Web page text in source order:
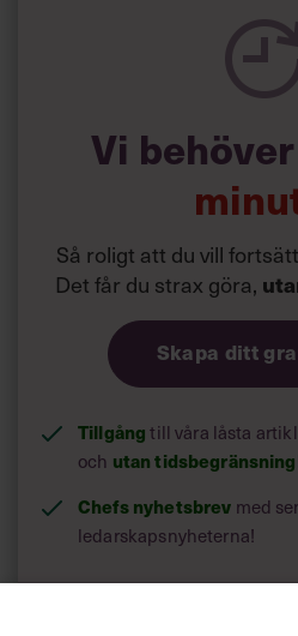
Vi
Så roligt att du vill
Det får du strax göra,
Skapa ditt
Tillgångtill våra låsta
och utan
Chefs nyhetsbrev med
ledarskapsnyheterna!